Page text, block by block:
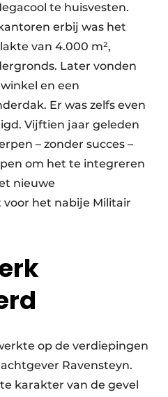
te huisvesten.
erbij was het
van 4.000 m²,
Later vonden
en een
Er was zelfs even
Vijftien jaar geleden
– zonder succes –
om het te integreren
nieuwe
het nabije Militair
op de verdiepingen
Ravensteyn.
karakter van de gevel